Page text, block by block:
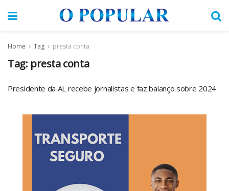
Home Tag presta conta
Tag: presta conta
Presidente da AL recebe jornalistas e faz balanço sobre 2024